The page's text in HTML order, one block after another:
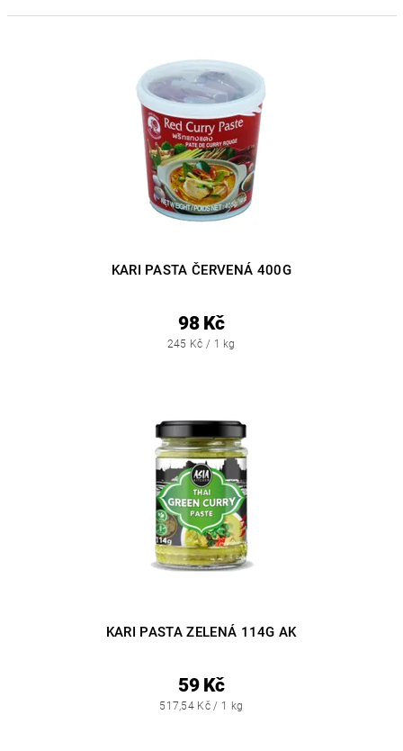
KARI PASTA ČERVENÁ 400G
98 Kč
245 Kč / 1 kg
KARI PASTA ZELENÁ 114G AK
59 Kč
517,54 Kč / 1 kg